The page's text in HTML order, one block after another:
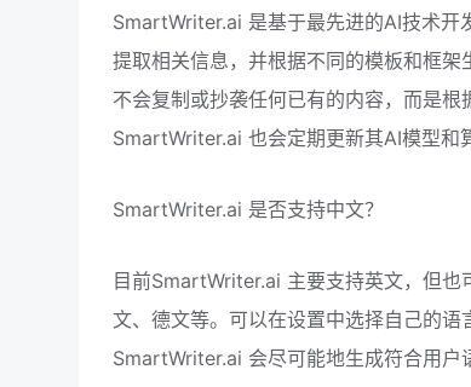
SmartWriter.ai 是基于最先进的AI技术开
提取相关信息，并根据不同的模板和框
不会复制或抄袭任何已有的内容，而是根
SmartWriter.ai 也会定期更新其AI模型和
SmartWriter.ai 是否支持中文？
目前SmartWriter.ai 主要支持英文，但
文、德文等。可以在设置中选择自己的语
SmartWriter.ai 会尽可能地生成符合用户